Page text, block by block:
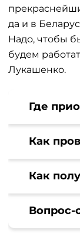
да и в
Надо, чтобы
будем
Лукашенко.
Где
Как
Как
Вопрос-